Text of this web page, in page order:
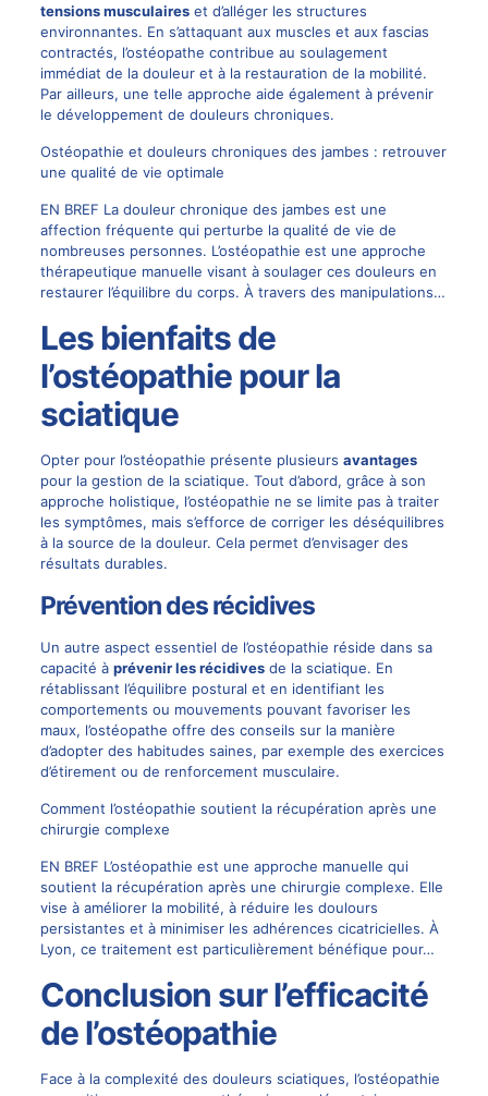
tensions musculaireset d’alléger les structures
environnantes. En s’attaquant aux muscles et aux fascias
contractés, l’ostéopathe contribue au soulagement
immédiat de la douleur et à la restauration de la mobilité.
Par ailleurs, une telle approche aide également à prévenir
le développement de douleurs chroniques.
Ostéopathie et douleurs chroniques des jambes : retrouver
une qualité de vie optimale
EN BREF La douleur chronique des jambes est une
affection fréquente qui perturbe la qualité de vie de
nombreuses personnes. L’ostéopathie est une approche
thérapeutique manuelle visant à soulager ces douleurs en
restaurer l’équilibre du corps. À travers des manipulations…
Les bienfaits de
l’ostéopathie pour la
sciatique
Opter pour l’ostéopathie présente plusieurs avantages
pour la gestion de la sciatique. Tout d’abord, grâce à son
approche holistique, l’ostéopathie ne se limite pas à traiter
les symptômes, mais s’efforce de corriger les déséquilibres
à la source de la douleur. Cela permet d’envisager des
résultats durables.
Prévention des récidives
Un autre aspect essentiel de l’ostéopathie réside dans sa
capacité à prévenir les récidivesde la sciatique. En
rétablissant l’équilibre postural et en identifiant les
comportements ou mouvements pouvant favoriser les
maux, l’ostéopathe offre des conseils sur la manière
d’adopter des habitudes saines, par exemple des exercices
d’étirement ou de renforcement musculaire.
Comment l’ostéopathie soutient la récupération après une
chirurgie complexe
EN BREF L’ostéopathie est une approche manuelle qui
soutient la récupération après une chirurgie complexe. Elle
vise à améliorer la mobilité, à réduire les doulours
persistantes et à minimiser les adhérences cicatricielles. À
Lyon, ce traitement est particulièrement bénéfique pour…
Conclusion sur l’efficacité
de l’ostéopathie
Face à la complexité des douleurs sciatiques, l’ostéopathie